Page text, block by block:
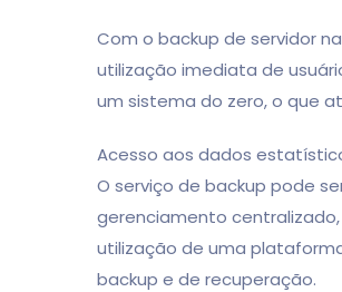
Com o backup de servidor
utilização imediata de
um sistema do zero, o que
Acesso aos dados
O serviço de backup pode
gerenciamento
utilização de uma
backup e de recuperação.